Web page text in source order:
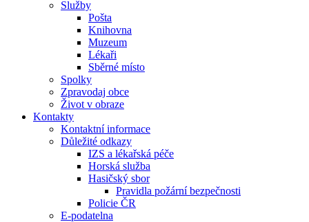
Služby
Pošta
Knihovna
Muzeum
Lékaři
Sběrné místo
Spolky
Zpravodaj obce
Život v obraze
Kontakty
Kontaktní informace
Důležité odkazy
IZS a lékařská péče
Horská služba
Hasičský sbor
Pravidla požární bezpečnosti
Policie ČR
E-podatelna